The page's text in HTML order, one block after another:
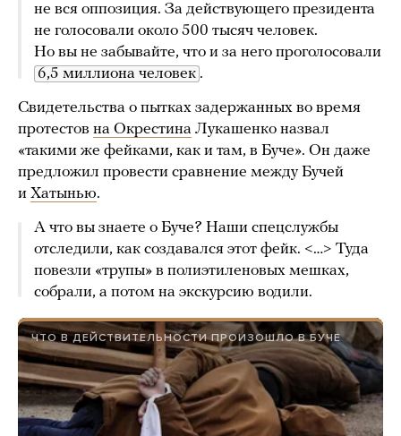
не вся оппозиция. За действующего президента
не голосовали около 500 тысяч человек.
Но вы не забывайте, что и за него проголосовали
6,5 миллиона человек .
Свидетельства о пытках задержанных во время
протестов на Окрестина Лукашенко назвал
«такими же фейками, как и там, в Буче». Он даже
предложил провести сравнение между Бучей
и Хатынью.
А что вы знаете о Буче? Наши спецслужбы
отследили, как создавался этот фейк. <…> Туда
повезли «трупы» в полиэтиленовых мешках,
собрали, а потом на экскурсию водили.
ЧТО В ДЕЙСТВИТЕЛЬНОСТИ ПРОИЗОШЛО В БУЧЕ